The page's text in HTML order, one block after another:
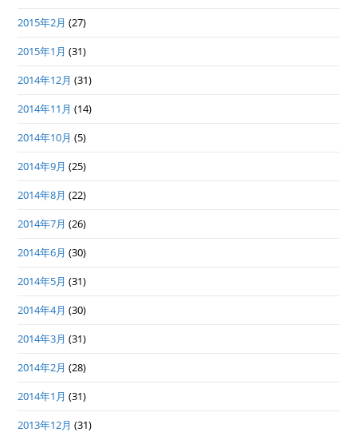
2015年2月 (27)
2015年1月 (31)
2014年12月 (31)
2014年11月 (14)
2014年10月 (5)
2014年9月 (25)
2014年8月 (22)
2014年7月 (26)
2014年6月 (30)
2014年5月 (31)
2014年4月 (30)
2014年3月 (31)
2014年2月 (28)
2014年1月 (31)
2013年12月 (31)